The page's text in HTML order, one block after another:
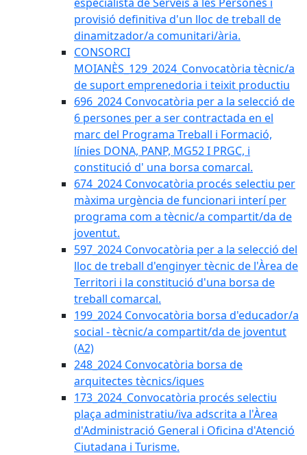
provisió definitiva d'un lloc de treball de
dinamitzador/a comunitari/ària.
CONSORCI
MOIANÈS_129_2024_Convocatòria tècnic/a
de suport emprenedoria i teixit productiu
696_2024 Convocatòria per a la selecció de
6 persones per a ser contractada en el
marc del Programa Treball i Formació,
línies DONA, PANP, MG52 I PRGC, i
constitució d' una borsa comarcal.
674_2024 Convocatòria procés selectiu per
màxima urgència de funcionari interí per
programa com a tècnic/a compartit/da de
joventut.
597_2024 Convocatòria per a la selecció del
lloc de treball d'enginyer tècnic de l'Àrea de
Territori i la constitució d'una borsa de
treball comarcal.
199_2024 Convocatòria borsa d'educador/a
social - tècnic/a compartit/da de joventut
(A2)
248_2024 Convocatòria borsa de
arquitectes tècnics/iques
173_2024_Convocatòria procés selectiu
plaça administratiu/iva adscrita a l'Àrea
d'Administració General i Oficina d'Atenció
Ciutadana i Turisme.